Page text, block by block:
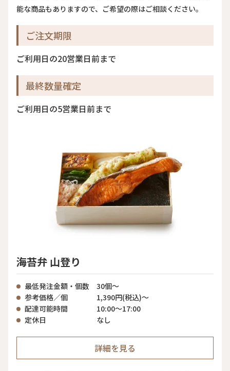
能な商品もありますので、ご希望の際はご相談ください。
ご注文期限
ご利用日の20営業日前まで
最終数量確定
ご利用日の5営業日前まで
海苔弁 山登り
最低発注金額・個数
30個〜
参考価格／個
1,390円(税込)〜
配達可能時間
10:00〜17:00
定休日
なし
詳細を見る